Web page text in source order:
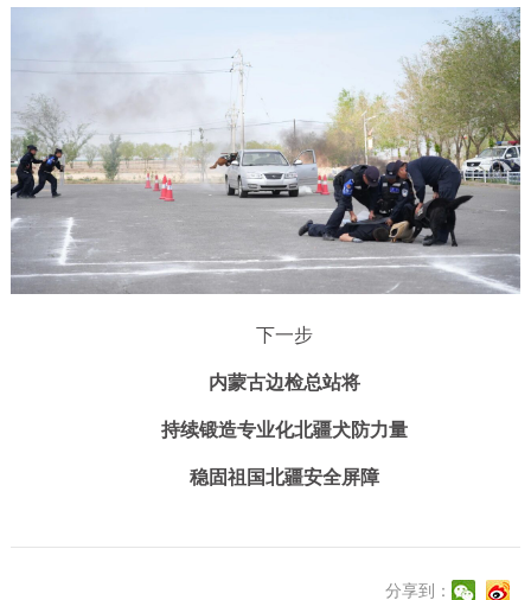
下一步
内蒙古边检总站将
持续锻造专业化北疆犬防力量
稳固祖国北疆安全屏障
分享到：